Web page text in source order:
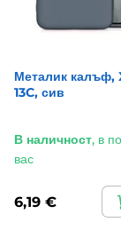
Металик
13C, сив
В наличност, в
вас
6,19 €